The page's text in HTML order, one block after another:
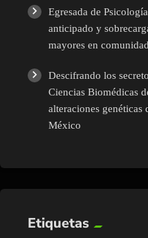
Egresada de
anticipado y
mayores en
Descifrando los
Ciencias Biomédicas
alteraciones genéticas
México
Etiquetas